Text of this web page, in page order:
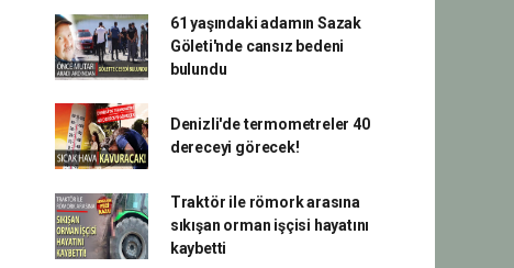
61 yaşındaki adamın Sazak
Göleti'nde cansız bedeni
bulundu
Denizli'de termometreler 40
dereceyi görecek!
Traktör ile römork arasına
sıkışan orman işçisi hayatını
kaybetti